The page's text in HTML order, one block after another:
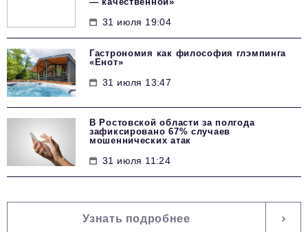
31 июля 19:04
Гастрономия как философия глэмпинга
«Енот»
31 июля 13:47
В Ростовской области за полгода
зафиксировано 67% случаев
мошеннических атак
31 июля 11:24
Узнать подробнее